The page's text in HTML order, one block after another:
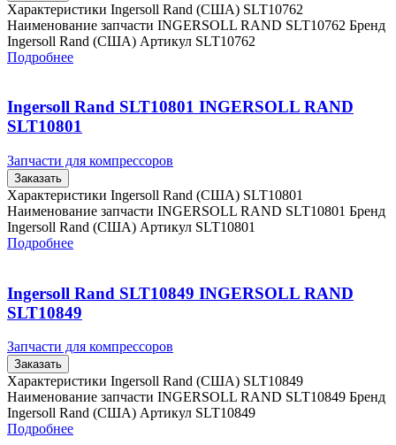
Характеристики Ingersoll Rand (США) SLT10762
Наименование запчасти INGERSOLL RAND SLT10762 Бренд
Ingersoll Rand (США) Артикул SLT10762
Подробнее
Ingersoll Rand SLT10801 INGERSOLL RAND
SLT10801
Запчасти для компрессоров
Заказать
Характеристики Ingersoll Rand (США) SLT10801
Наименование запчасти INGERSOLL RAND SLT10801 Бренд
Ingersoll Rand (США) Артикул SLT10801
Подробнее
Ingersoll Rand SLT10849 INGERSOLL RAND
SLT10849
Запчасти для компрессоров
Заказать
Характеристики Ingersoll Rand (США) SLT10849
Наименование запчасти INGERSOLL RAND SLT10849 Бренд
Ingersoll Rand (США) Артикул SLT10849
Подробнее